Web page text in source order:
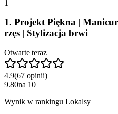
1
1. Projekt Piękna |
rzęs | Stylizacja brwi
Otwarte teraz
4.9(67 opinii)
9.80na 10
Wynik w rankingu Lokalsy